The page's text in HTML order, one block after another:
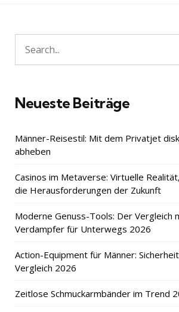
Search
for:
Neueste Beiträge
Männer-Reisestil: Mit dem Privatjet
abheben
Casinos im Metaverse: Virtuelle
die Herausforderungen der Zukunft
Moderne Genuss-Tools: Der Vergleich
Verdampfer für Unterwegs 2026
Action-Equipment für Männer:
Vergleich 2026
Zeitlose Schmuckarmbänder im Trend